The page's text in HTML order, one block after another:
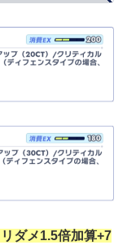
ダメ1.5倍加算+7